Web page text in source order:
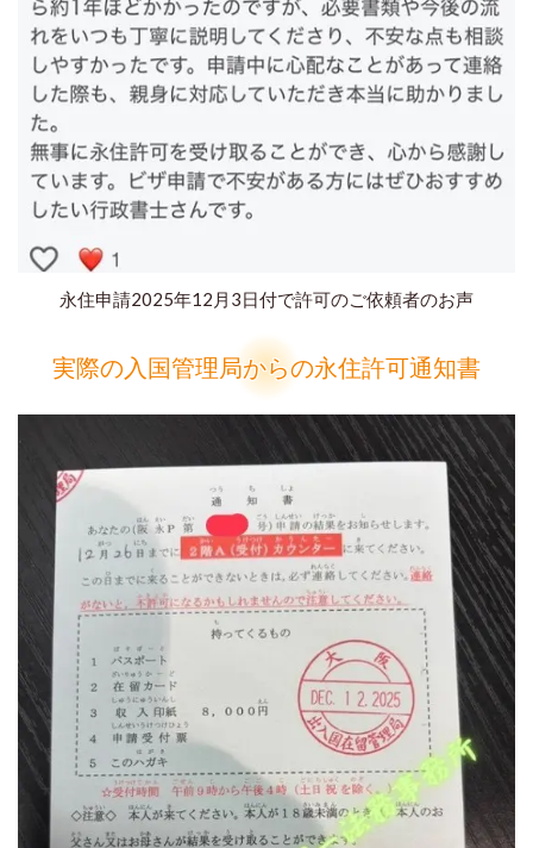
永住申請2025年12月3日付で許可のご依頼者のお声
実際の入国管理局からの永住許可通知書